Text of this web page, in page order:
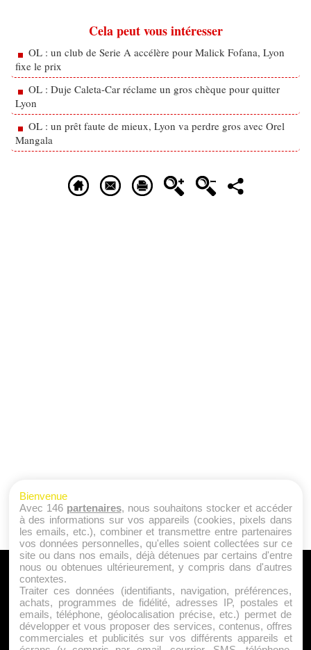
Cela peut vous intéresser
OL : un club de Serie A accélère pour Malick Fofana, Lyon
fixe le prix
OL : Duje Caleta-Car réclame un gros chèque pour quitter
Lyon
OL : un prêt faute de mieux, Lyon va perdre gros avec Orel
Mangala
A PROPOS
Qui sommes nous ?
Mentions Légales
Publicité
Bienvenue
Avec 146 partenaires, nous souhaitons stocker et accéder
à des informations sur vos appareils (cookies, pixels dans
les emails, etc.), combiner et transmettre entre partenaires
vos données personnelles, qu'elles soient collectées sur ce
site ou dans nos emails, déjà détenues par certains d'entre
nous ou obtenues ultérieurement, y compris dans d'autres
contextes.
Traiter ces données (identifiants, navigation, préférences,
achats, programmes de fidélité, adresses IP, postales et
emails, téléphone, géolocalisation précise, etc.) permet de
développer et vous proposer des services, contenus, offres
commerciales et publicités sur vos différents appareils et